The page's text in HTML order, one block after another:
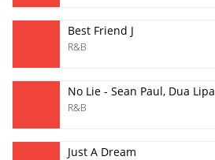
Best Friend J
R&B
No Lie - Sean Paul, Dua Lipa
R&B
Just A Dream